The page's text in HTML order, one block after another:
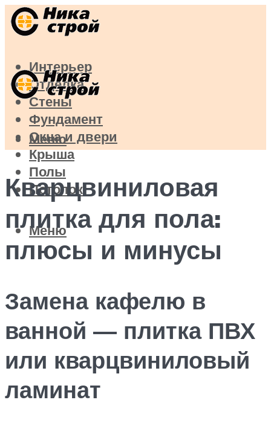
Интерьер
Отделка
Стены
Фундамент
Окна и двери
Крыша
Полы
Потолок
Меню
Меню
Кварцвиниловая
плитка для пола:
плюсы и минусы
Замена кафелю в
ванной — плитка ПВХ
или кварцвиниловый
ламинат